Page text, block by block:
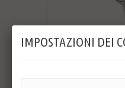
IMPOSTAZIONI DEI